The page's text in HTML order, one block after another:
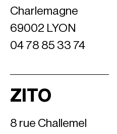
Charlemagne
69002 LYON
04 78 85 33 74
ZITO
8 rue Challemel